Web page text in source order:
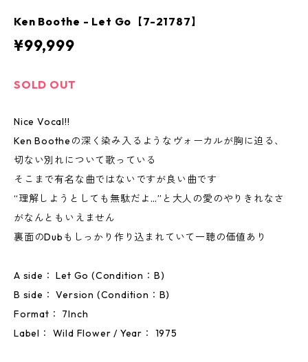
Ken Boothe - Let Go【7-21787】
¥99,999
SOLD OUT
Nice Vocal!!
Ken Bootheの深く染み入るようなヴォーカルが胸に迫る、
切ない別れについて歌っている
そこまで有名な曲ではないですが良い曲です
“理解しようとしても無駄だよ…”と大人の愛のやりきれなさ
がなんともいえません
裏面のDubもしっかり作り込まれていて一聴の価値あり
A side： Let Go (Condition：B)
B side： Version (Condition：B)
Format： 7Inch
Label： Wild Flower / Year： 1975